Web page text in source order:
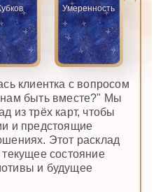
Умеренность
клиентка с вопросом
быть вместе?" Мы
из трёх карт, чтобы
и предстоящие
Этот расклад
состояние
и будущее